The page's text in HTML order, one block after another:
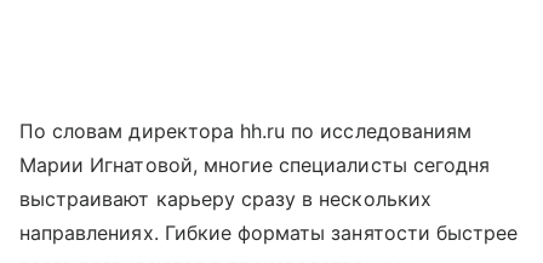
По словам директора hh.ru по исследованиям
Марии Игнатовой, многие специалисты сегодня
выстраивают карьеру сразу в нескольких
направлениях. Гибкие форматы занятости быстрее